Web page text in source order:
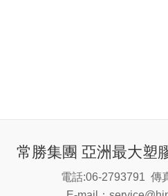
常勝集團 亞洲最大塑
電話:06-2793791 傳